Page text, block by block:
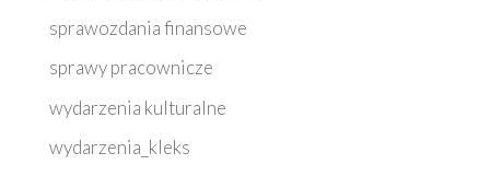
sprawozdania finansowe
sprawy pracownicze
wydarzenia kulturalne
wydarzenia_kleks